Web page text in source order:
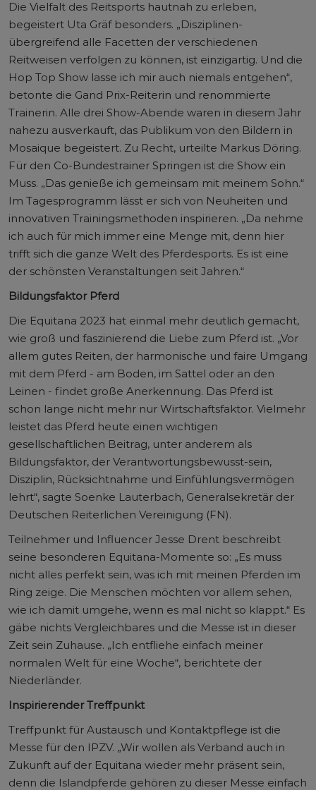
Die Vielfalt des Reitsports hautnah zu erleben,
begeistert Uta Gräf besonders. „Disziplinen-
übergreifend alle Facetten der verschiedenen
Reitweisen verfolgen zu können, ist einzigartig. Und die
Hop Top Show lasse ich mir auch niemals entgehen“,
betonte die Gand Prix-Reiterin und renommierte
Trainerin. Alle drei Show-Abende waren in diesem Jahr
nahezu ausverkauft, das Publikum von den Bildern in
Mosaique begeistert. Zu Recht, urteilte Markus Döring.
Für den Co-Bundestrainer Springen ist die Show ein
Muss. „Das genieße ich gemeinsam mit meinem Sohn.“
Im Tagesprogramm lässt er sich von Neuheiten und
innovativen Trainingsmethoden inspirieren. „Da nehme
ich auch für mich immer eine Menge mit, denn hier
trifft sich die ganze Welt des Pferdesports. Es ist eine
der schönsten Veranstaltungen seit Jahren.“
Bildungsfaktor Pferd
Die Equitana 2023 hat einmal mehr deutlich gemacht,
wie groß und faszinierend die Liebe zum Pferd ist. „Vor
allem gutes Reiten, der harmonische und faire Umgang
mit dem Pferd - am Boden, im Sattel oder an den
Leinen - findet große Anerkennung. Das Pferd ist
schon lange nicht mehr nur Wirtschaftsfaktor. Vielmehr
leistet das Pferd heute einen wichtigen
gesellschaftlichen Beitrag, unter anderem als
Bildungsfaktor, der Verantwortungsbewusst-sein,
Disziplin, Rücksichtnahme und Einfühlungsvermögen
lehrt“, sagte Soenke Lauterbach, Generalsekretär der
Deutschen Reiterlichen Vereinigung (FN).
Teilnehmer und Influencer Jesse Drent beschreibt
seine besonderen Equitana-Momente so: „Es muss
nicht alles perfekt sein, was ich mit meinen Pferden im
Ring zeige. Die Menschen möchten vor allem sehen,
wie ich damit umgehe, wenn es mal nicht so klappt.“ Es
gäbe nichts Vergleichbares und die Messe ist in dieser
Zeit sein Zuhause. „Ich entfliehe einfach meiner
normalen Welt für eine Woche“, berichtete der
Niederländer.
Inspirierender Treffpunkt
Treffpunkt für Austausch und Kontaktpflege ist die
Messe für den IPZV. „Wir wollen als Verband auch in
Zukunft auf der Equitana wieder mehr präsent sein,
denn die Islandpferde gehören zu dieser Messe einfach